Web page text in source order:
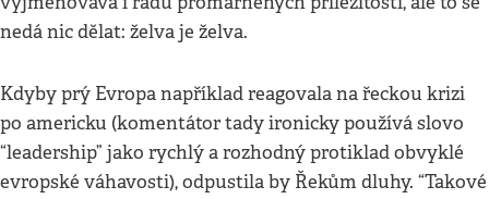
nedá nic dělat: želva je želva.
Kdyby prý Evropa například reagovala na řeckou krizi
po americku (komentátor tady ironicky používá slovo
“leadership” jako rychlý a rozhodný protiklad obvyklé
evropské váhavosti), odpustila by Řekům dluhy. “Takové